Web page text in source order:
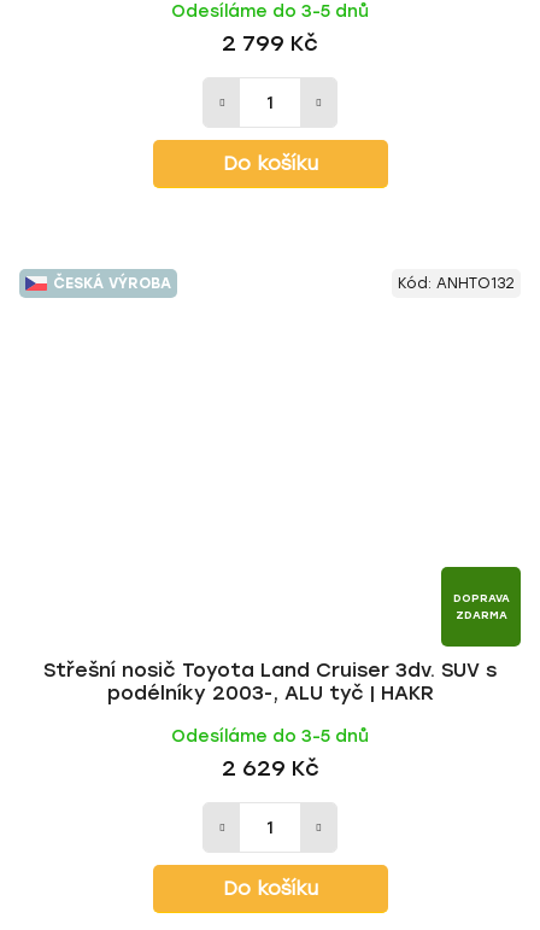
Odesíláme do 3-5 dnů
2 799 Kč
Do košíku
ČESKÁ VÝROBA
DOPRAVA
ZDARMA
Střešní nosič Toyota Land Cruiser 3dv. SUV s
podélníky 2003-, ALU tyč | HAKR
Odesíláme do 3-5 dnů
2 629 Kč
Do košíku
Kód: ANHTO132